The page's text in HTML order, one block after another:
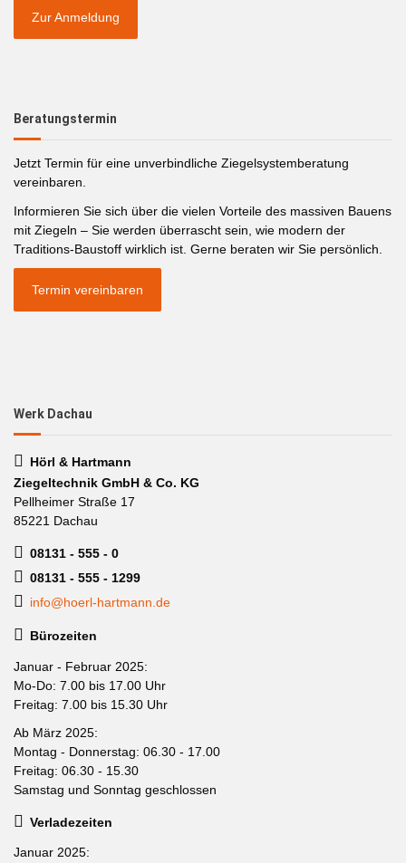
Zur Anmeldung
Beratungstermin
Jetzt Termin für eine unverbindliche Ziegelsystemberatung
vereinbaren.
Informieren Sie sich über die vielen Vorteile des massiven Bauens
mit Ziegeln – Sie werden überrascht sein, wie modern der
Traditions-Baustoff wirklich ist. Gerne beraten wir Sie persönlich.
Termin vereinbaren
Werk Dachau
Hörl & Hartmann
Ziegeltechnik GmbH & Co. KG
Pellheimer Straße 17
85221 Dachau
08131 - 555 - 0
08131 - 555 - 1299
info@hoerl-hartmann.de
Bürozeiten
Januar - Februar 2025:
Mo-Do: 7.00 bis 17.00 Uhr
Freitag: 7.00 bis 15.30 Uhr
Ab März 2025:
Montag - Donnerstag: 06.30 - 17.00
Freitag: 06.30 - 15.30
Samstag und Sonntag geschlossen
Verladezeiten
Januar 2025: